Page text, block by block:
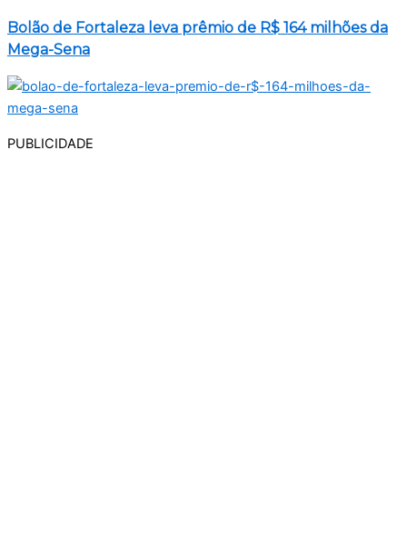
Bolão de Fortaleza leva prêmio de R$ 164 milhões da
Mega-Sena
PUBLICIDADE